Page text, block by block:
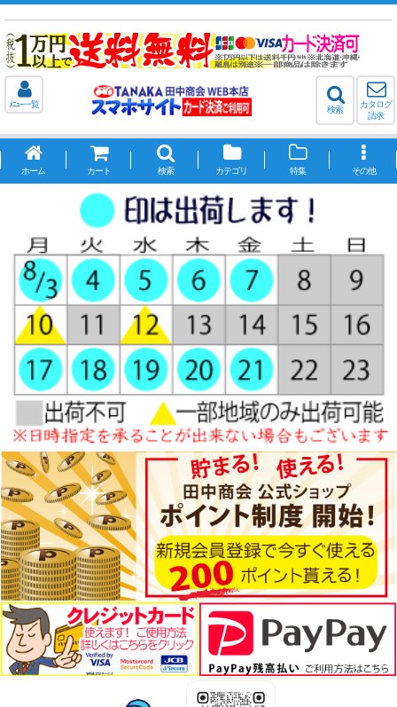
ﾒﾆｭｰ一覧
検索
カタログ
請求
ホーム カート 検索 カテゴリ 特集 その他